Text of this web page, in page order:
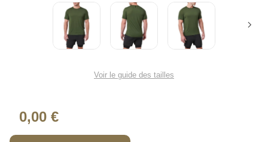
Voir le guide des tailles
0,00 €